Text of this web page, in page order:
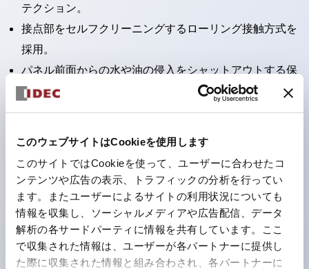
このウェブサイトはCookieを使用します
このサイトではCookieを使って、ユーザーに合わせたコ
ンテンツや広告の表示、トラフィックの分析を行ってい
ます。またユーザーによるサイトの利用状況についても
情報を収集し、ソーシャルメディアや広告配信、データ
解析の各サードパーティに情報を共有しています。ここ
で収集された情報は、ユーザーが各パートナーに提供し
た際に収集された情報と組み合わされ、各パートナーに
テクション。
接点部をセルフクリーニングするローリング接触方式を
採用。
パネル前面からの水や油の侵入をシャットアウトする保
護構造：IP65。（ただし2点押ボタンスイッチは
IP40）
チも完備。
ワールドワイドなニーズに対応する各種電圧を完備。
1つで6色の役をこなすLED球（LSRD球）。これまで色
ごとに分かれていたLED球を、1色のLED球で各色を表
現できるようにしました。